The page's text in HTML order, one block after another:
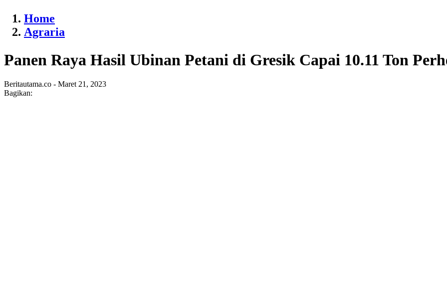
Home
Agraria
Panen Raya Hasil Ubinan Petani di Gresik Capai 10.11 Ton
Beritautama.co - Maret 21, 2023
Bagikan: